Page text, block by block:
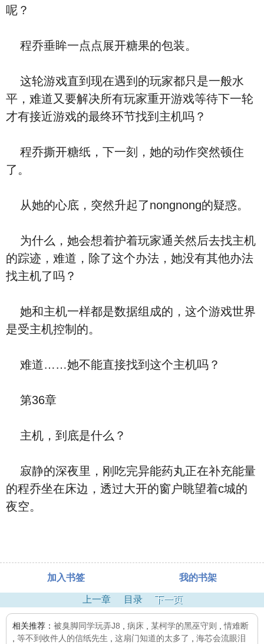
呢？
程乔垂眸一点点展开糖果的包装。
这轮游戏直到现在遇到的玩家都只是一般水
平，难道又要解决所有玩家重开游戏等待下一轮
才有接近游戏的最终环节找到主机吗？
程乔撕开糖纸，下一刻，她的动作突然顿住
了。
从她的心底，突然升起了nongnong的疑惑。
为什么，她会想着护着玩家通关然后去找主机
的踪迹，难道，除了这个办法，她没有其他办法
找主机了吗？
她和主机一样都是数据组成的，这个游戏世界
是受主机控制的。
难道……她不能直接找到这个主机吗？
第36章
主机，到底是什么？
寂静的深夜里，刚吃完异能药丸正在补充能量
的程乔坐在床边，透过大开的窗户眺望着c城的
夜空。
加入书签 我的书架
上一章 目录 下一页
相关推荐： 被臭脚同学玩弄J8 病床 某柯学的黑巫守则 ,情难断
等不到收件人的信纸先生 这扇门知道的太多了 海芯会流眼泪